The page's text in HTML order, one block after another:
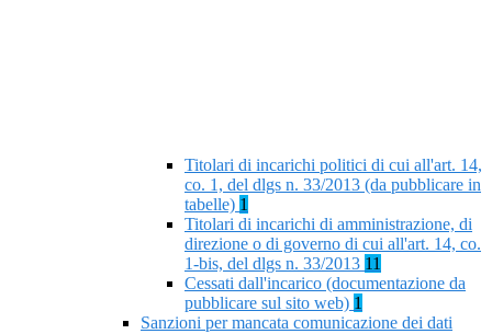
Titolari di incarichi politici di cui all'art. 14,
co. 1, del dlgs n. 33/2013 (da pubblicare in
tabelle) 1
Titolari di incarichi di amministrazione, di
direzione o di governo di cui all'art. 14, co.
1-bis, del dlgs n. 33/2013 11
Cessati dall'incarico (documentazione da
pubblicare sul sito web) 1
Sanzioni per mancata comunicazione dei dati